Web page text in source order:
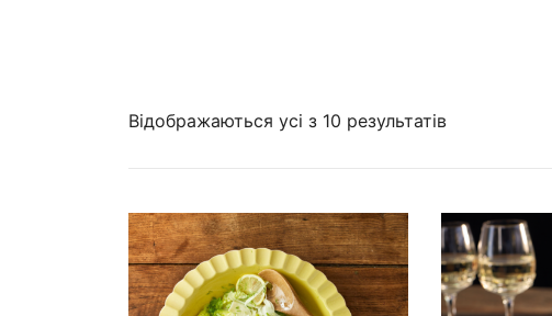
Відображаються усі з 10 результатів